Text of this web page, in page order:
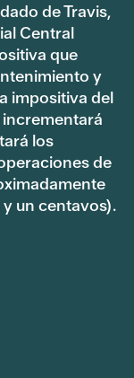
de Travis,
Central
que
y
impositiva del
los
de
un centavos).